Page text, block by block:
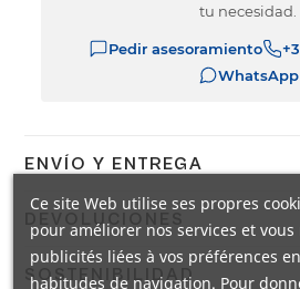
tu necesidad.
Pedir asesoramiento
WhatsApp
ENVÍO Y ENTREGA
Confirmamos el envío en 24/48h a
DHL. Portes gratis a pie de calle
Envíos internacionales en 9 días
DEVOLUCIONES
Dispones de 14 días naturales para
producto debe estar en las
SOSTENIBILIDAD
Ce site Web utilise ses propres
pour améliorer nos services et
publicités liées à vos préférences
habitudes de navigation. Pour